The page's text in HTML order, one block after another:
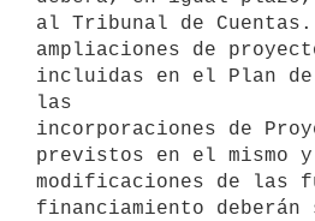
al Tribunal de
ampliaciones de
incluidas en el Plan
las
incorporaciones de
previstos en el mismo
modificaciones de las
financiamiento deberán